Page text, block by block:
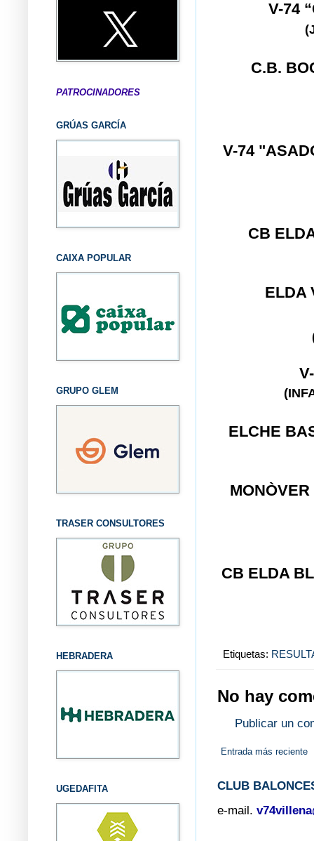
V-74
C.B.
V-74
CB
ELDA
ELCHE
MONÒVER
CB ELDA
Etiquetas:
No hay
Publicar un
Entrada más reciente
CLUB
e-mail.
PATROCINADORES
GRÚAS GARCÍA
CAIXA POPULAR
GRUPO GLEM
TRASER CONSULTORES
HEBRADERA
UGEDAFITA